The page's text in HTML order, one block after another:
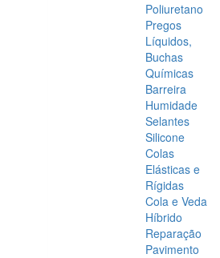
Poliuretano
Pregos
Líquidos,
Buchas
Químicas
Barreira
Humidade
Selantes
Silicone
Colas
Elásticas e
Rígidas
Cola e Veda
Híbrido
Reparação
Pavimento